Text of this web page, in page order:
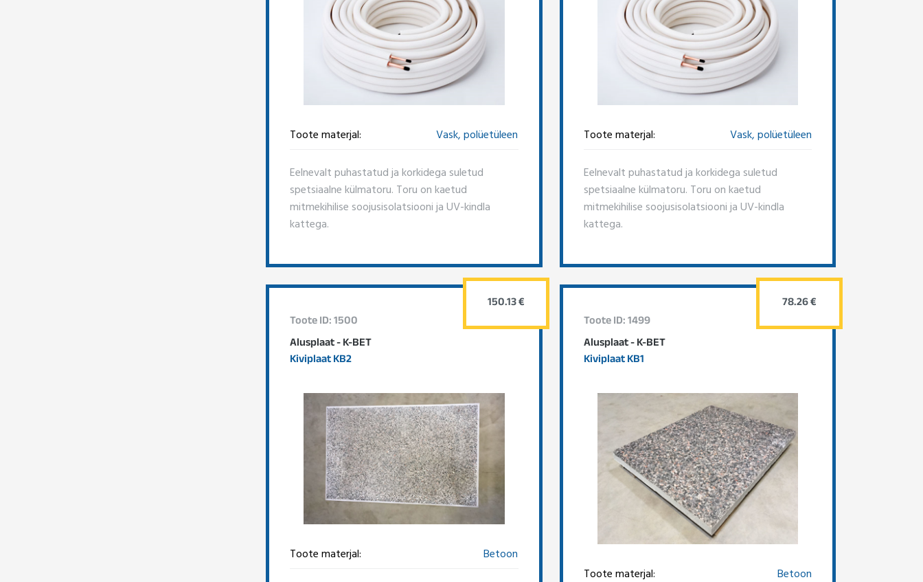
Toote materjal: Vask, polüetüleen
Eelnevalt puhastatud ja korkidega suletud
spetsiaalne külmatoru. Toru on kaetud
mitmekihilise soojusisolatsiooni ja UV-kindla
kattega.
Toote materjal: Vask, polüetüleen
Eelnevalt puhastatud ja korkidega suletud
spetsiaalne külmatoru. Toru on kaetud
mitmekihilise soojusisolatsiooni ja UV-kindla
kattega.
Toote ID: 1500
Alusplaat - K-BET
Kiviplaat KB2
Toote materjal: Betoon
150.13 €
Toote ID: 1499
Alusplaat - K-BET
Kiviplaat KB1
Toote materjal: Betoon
78.26 €